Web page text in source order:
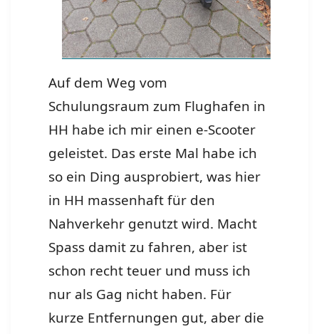
Auf dem Weg vom
Schulungsraum zum Flughafen in
HH habe ich mir einen e-Scooter
geleistet. Das erste Mal habe ich
so ein Ding ausprobiert, was hier
in HH massenhaft für den
Nahverkehr genutzt wird. Macht
Spass damit zu fahren, aber ist
schon recht teuer und muss ich
nur als Gag nicht haben. Für
kurze Entfernungen gut, aber die